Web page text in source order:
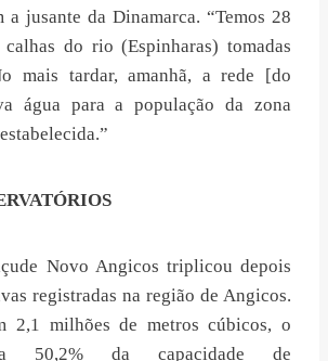
jusante da Dinamarca. “Temos 28
do rio (Espinharas) tomadas
mais tardar, amanhã, a rede [do
água para a população da zona
Novo Angicos triplicou depois
registradas na região de Angicos.
2,1 milhões de metros cúbicos, o
a 50,2% da capacidade de